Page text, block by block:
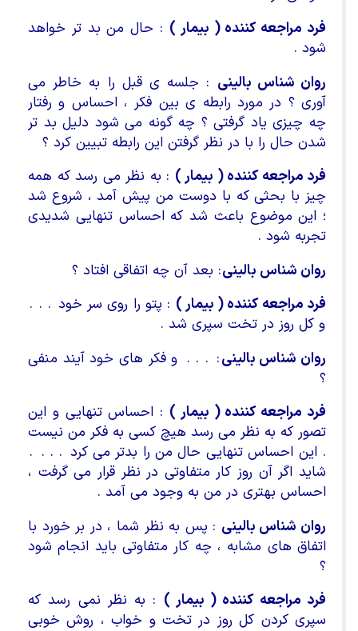
فرد مراجعه کننده ( بیمار ) : حال من بد تر خواهد
شود .
روان شناس بالینی : جلسه ی قبل را به خاطر می
آوری ؟ در مورد رابطه ی بین فکر ، احساس و رفتار
چه چیزی یاد گرفتی ؟ چه گونه می شود دلیل بد تر
شدن حال را با در نظر گرفتن این رابطه تبیین کرد ؟
فرد مراجعه کننده ( بیمار ) : به نظر می رسد که همه
چیز با بحثی که با دوست من پیش آمد ، شروع شد
؛ این موضوع باعث شد که احساس تنهایی شدیدی
تجربه شود .
روان شناس بالینی: بعد آن چه اتفاقی افتاد ؟
فرد مراجعه کننده ( بیمار ) : پتو را روی سر خود . . .
و کل روز در تخت سپری شد .
روان شناس بالینی: . . . و فکر های خود آیند منفی
؟
فرد مراجعه کننده ( بیمار ) : احساس تنهایی و این
تصور که به نظر می رسد هیچ کسی به فکر من نیست
. این احساس تنهایی حال من را بدتر می کرد . . . .
شاید اگر آن روز کار متفاوتی در نظر قرار می گرفت ،
احساس بهتری در من به وجود می آمد .
روان شناس بالینی : پس به نظر شما ، در بر خورد با
اتفاق های مشابه ، چه کار متفاوتی باید انجام شود
؟
فرد مراجعه کننده ( بیمار ) : به نظر نمی رسد که
سپری کردن کل روز در تخت و خواب ، روش خوبی